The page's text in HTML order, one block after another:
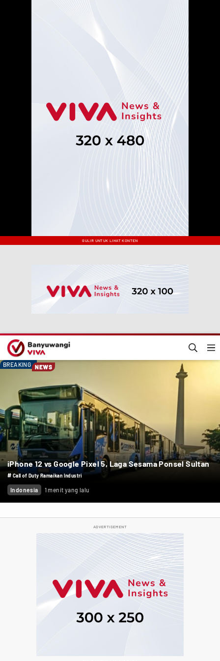
GULIR UNTUK LIHAT KONTEN
BREAKING NEWS
iPhone 12 vs Google Pixel 5, Laga Sesama Ponsel Sultan
# Call of Duty Ramaikan Industri
Indonesia 1 menit yang lalu
ADVERTISEMENT